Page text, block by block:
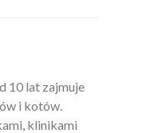
10 lat zajmuje
i kotów.
klinikami